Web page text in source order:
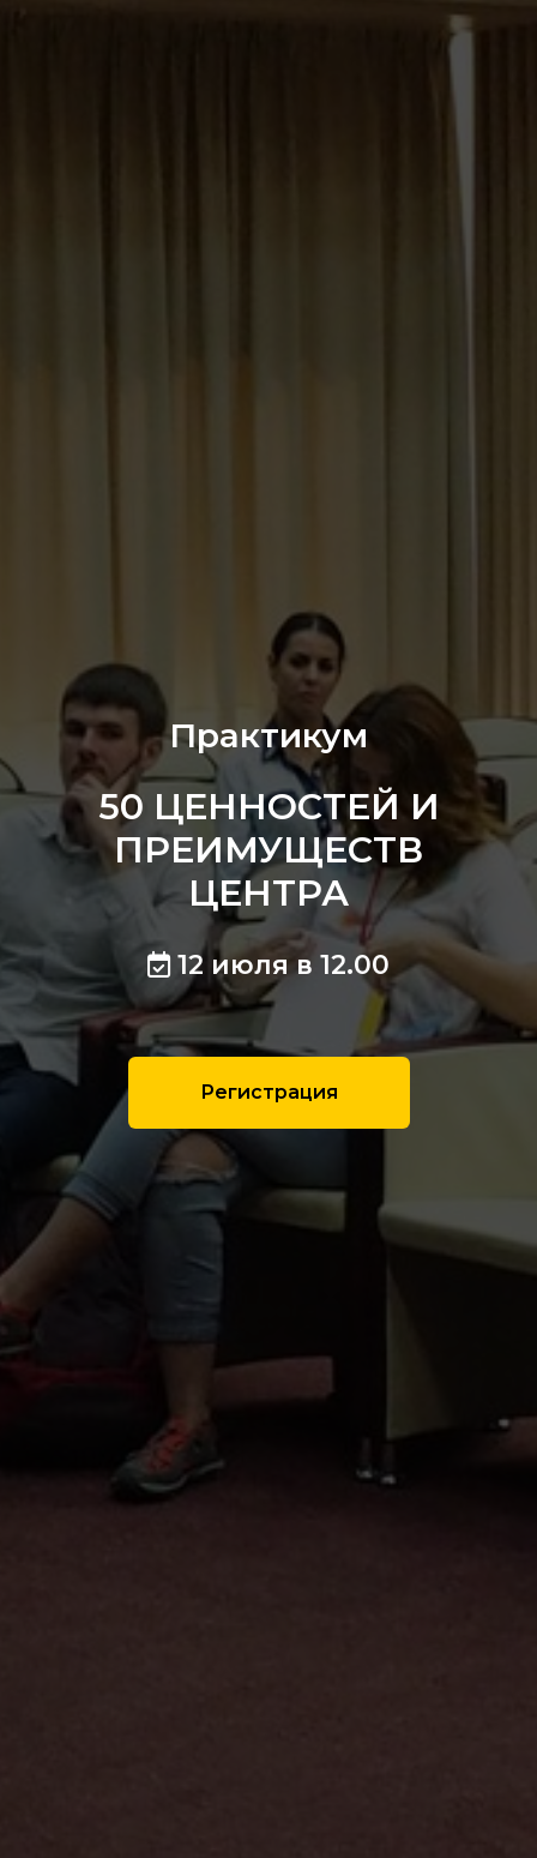
Практикум
50 ЦЕННОСТЕЙ И
ПРЕИМУЩЕСТВ
ЦЕНТРА
12 июля в 12.00
Регистрация